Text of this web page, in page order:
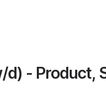
d) - Product,